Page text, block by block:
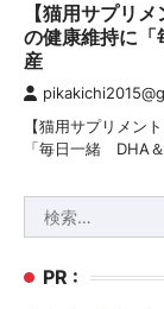
【猫用サプリ
の健康維持に
産
【猫用サプリメン
「毎日一緒 DHA
索:
PR :